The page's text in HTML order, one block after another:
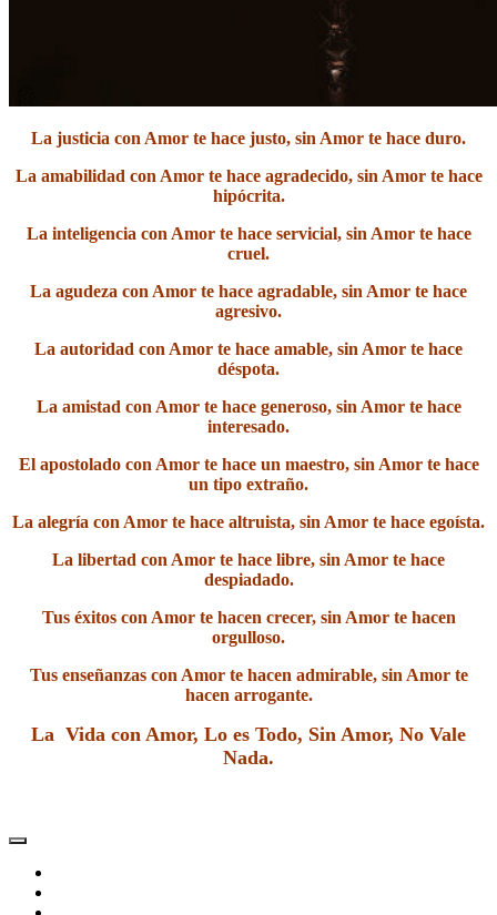
La justicia con Amor te hace justo, sin Amor te hace duro.
La amabilidad con Amor te hace agradecido, sin Amor te hace
hipócrita.
La inteligencia con Amor te hace servicial, sin Amor te hace
cruel.
La agudeza con Amor te hace agradable, sin Amor te hace
agresivo.
La autoridad con Amor te hace amable, sin Amor te hace
déspota.
La amistad con Amor te hace generoso, sin Amor te hace
interesado.
El apostolado con Amor te hace un maestro, sin Amor te hace
un tipo extraño.
La alegría con Amor te hace altruista, sin Amor te hace egoísta.
La libertad con Amor te hace libre, sin Amor te hace
despiadado.
Tus éxitos con Amor te hacen crecer, sin Amor te hacen
orgulloso.
Tus enseñanzas con Amor te hacen admirable, sin Amor te
hacen arrogante.
La Vida con Amor, Lo es Todo, Sin Amor, No Vale
Nada.